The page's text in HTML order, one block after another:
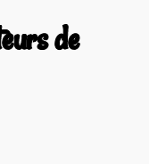
de